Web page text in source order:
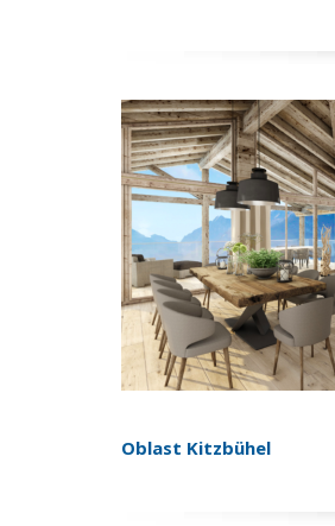
Oblast Kitzbühel